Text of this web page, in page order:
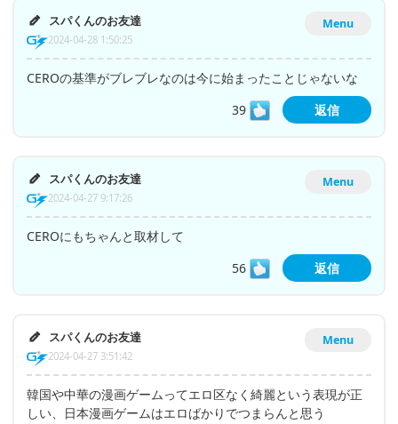
Menu
スパくんのお友達
2024-04-28 1:50:25
CEROの基準がブレブレなのは今に始まったことじゃないな
39
返信
Menu
スパくんのお友達
2024-04-27 9:17:26
CEROにもちゃんと取材して
56
返信
Menu
スパくんのお友達
2024-04-27 3:51:42
韓国や中華の漫画ゲームってエロ区なく綺麗という表現が正
しい、日本漫画ゲームはエロばかりでつまらんと思う